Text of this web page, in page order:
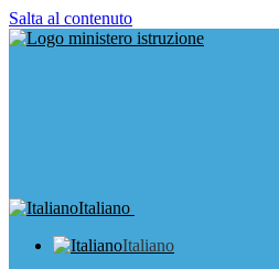
Salta al contenuto
Italiano
Italiano